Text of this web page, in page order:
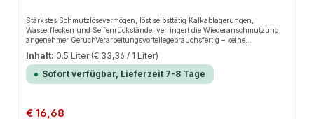
Stärkstes Schmutzlösevermögen, löst selbsttätig Kalkablagerungen,
Wasserflecken und Seifenrückstände, verringert die Wiederanschmutzung,
angenehmer GeruchVerarbeitungsvorteilegebrauchsfertig – keine
zusätzlichen Arbeitsschritte, garantiert schnelle
ErgebnisseAnwendungsbereichefür die spezielle Anwendung in
Duschkabinen und Nasszellen
Inhalt: 0.5 Liter (€ 33,36 / 1 Liter)
Sofort verfügbar, Lieferzeit 7-8 Tage
Regulärer Preis:
€ 16,68